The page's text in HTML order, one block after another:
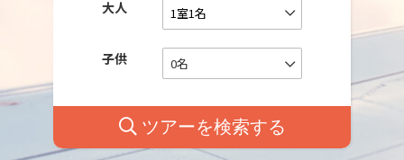
大人
子供 0名